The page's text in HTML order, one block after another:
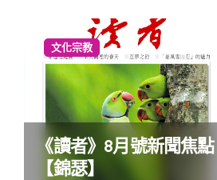
文化宗教
《讀者》8月號新聞焦點
【錦瑟】